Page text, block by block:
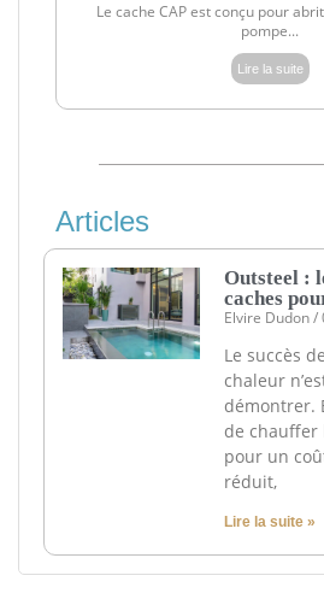
Le cache CAP est conçu pour
pompe...
Lire la suite
Articles
Outsteel :
caches
Elvire Dudon
Le succès
chaleur
démontrer.
de chauffer
pour un
réduit,
Lire la suite »